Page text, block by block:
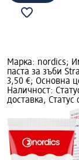
Марка: nordics;
паста за зъби
3,50 €; Основна
Наличност:
доставка,